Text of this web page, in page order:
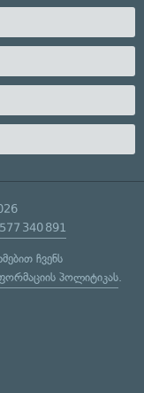
340 891
ჩვენს
პოლიტიკას.